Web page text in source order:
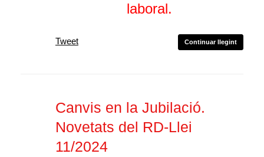
laboral.
Continuar llegint
Tweet
Canvis en la Jubilació.
Novetats del RD-Llei
11/2024